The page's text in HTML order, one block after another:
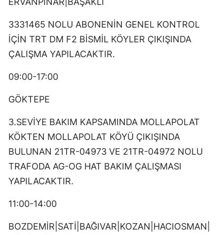
3331465 NOLU ABONENİN GENEL KONTROL
İÇİN TRT DM F2 BİSMİL KÖYLER ÇIKIŞINDA
ÇALIŞMA YAPILACAKTIR.
09:00-17:00
GÖKTEPE
3.SEVİYE BAKIM KAPSAMINDA MOLLAPOLAT
KÖKTEN MOLLAPOLAT KÖYÜ ÇIKIŞINDA
BULUNAN 21TR-04973 VE 21TR-04972 NOLU
TRAFODA AG-OG HAT BAKIM ÇALIŞMASI
YAPILACAKTIR.
11:00-14:00
BOZDEMİR|SATİ|BAĞIVAR|KOZAN|HACIOSMAN|